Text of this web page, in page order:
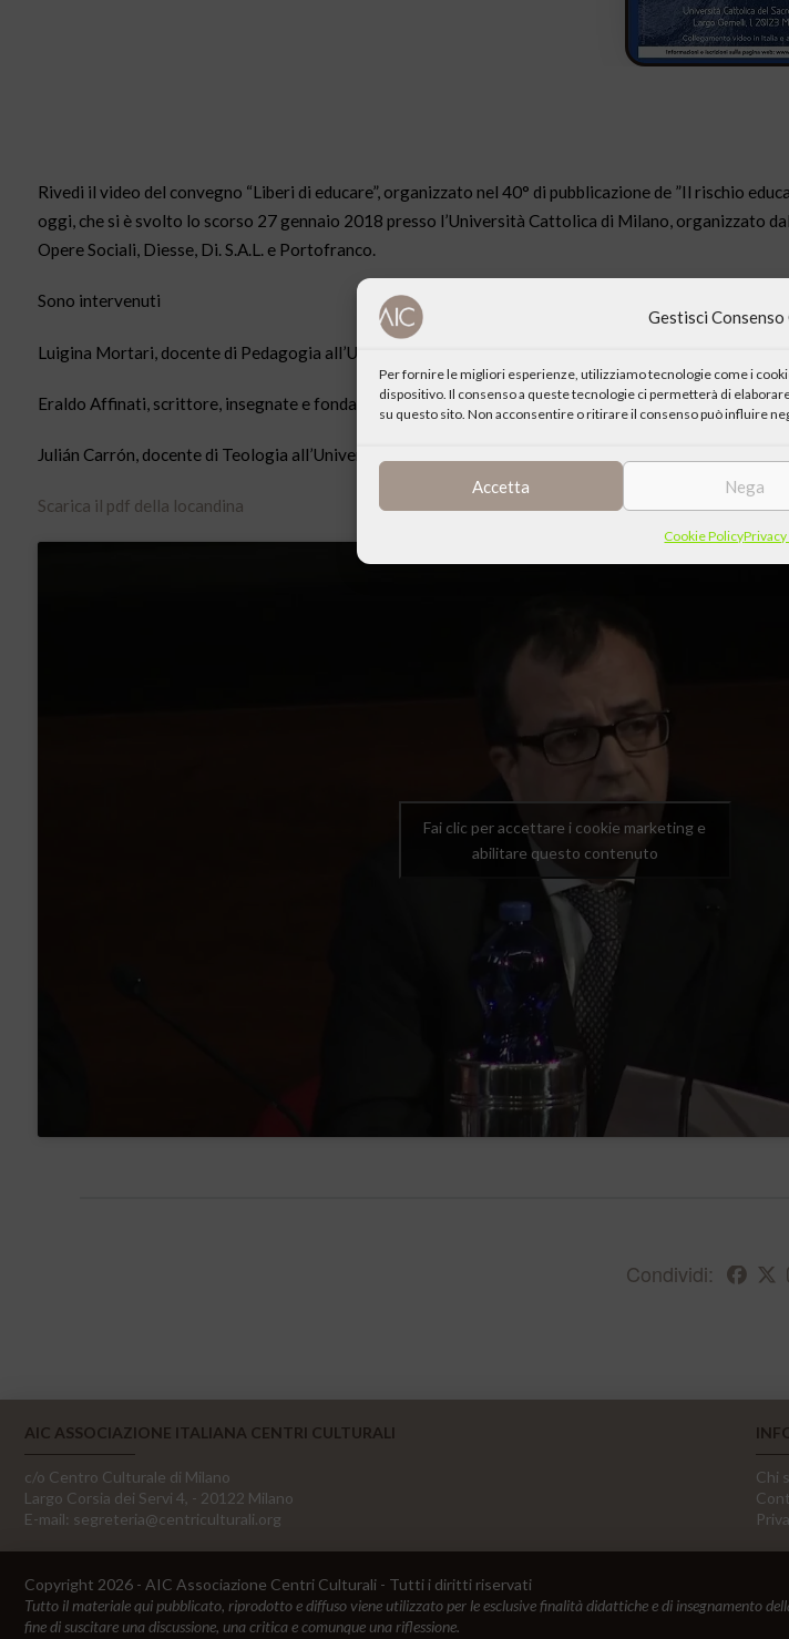
Gestisci Consenso
Per fornire le migliori esperienze, utilizziamo tecnologie come i
dispositivo. Il consenso a queste tecnologie ci permetterà di
su questo sito. Non acconsentire o ritirare il consenso può influire
Accetta Nega
Cookie Policy
Rivedi il video del convegno “Liberi di educare”, organizzato nel 40° di pubblicazione de ”Il rischio
oggi, che si è svolto lo scorso 27 gennaio 2018 presso l’Università Cattolica di Milano, organizzato
Opere Sociali, Diesse, Di. S.A.L. e Portofranco.
Sono intervenuti
Luigina Mortari, docente di Pedagogia all’Università degli Studi di Verona
Eraldo Affinati, scrittore, insegnate e fondatore della scuola “Penny Wirton”
Julián Carrón, docente di Teologia all’Università Cattolica di Milano e presidente della Fraternità di
Scarica il pdf della locandina
Fai clic per accettare i cookie marketing e
abilitare questo contenuto
Condividi:
AIC ASSOCIAZIONE ITALIANA CENTRI CULTURALI
c/o Centro Culturale di Milano
Largo Corsia dei Servi 4, - 20122 Milano
E-mail: segreteria@centriculturali.org
Chi
Copyright 2026 - AIC Associazione Centri Culturali - Tutti i diritti riservati
Tutto il materiale qui pubblicato, riprodotto e diffuso viene utilizzato per le esclusive finalità didattiche e di insegnamento
fine di suscitare una discussione, una critica e comunque una riflessione.